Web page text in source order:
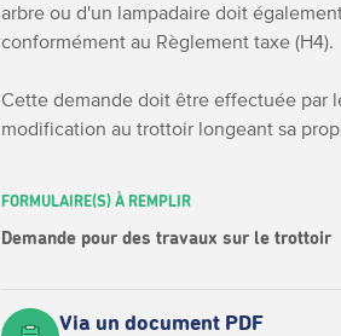
arbre ou d'un lampadaire doit
conformément au Règlement taxe (H4).
Cette demande doit être effectuée par
modification au trottoir longeant sa
FORMULAIRE(S) À REMPLIR
Demande pour des travaux sur le trottoir
Via un document PDF